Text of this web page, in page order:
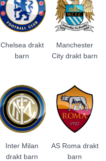
Chelsea drakt
barn
Manchester
City drakt barn
Inter Milan
drakt barn
AS Roma drakt
barn